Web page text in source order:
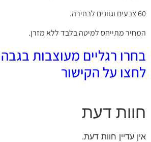
60 צבעים וגוונים לבחירה.
המחיר מתייחס למיטה בלבד ללא מזרן.
בחרו רגליים מעוצבות
לחצו על הקישור
חוות דעת
אין עדיין חוות דעת.